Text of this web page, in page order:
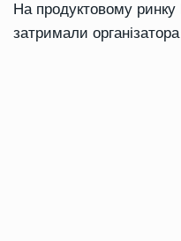
На продуктовому ринку
затримали організатора